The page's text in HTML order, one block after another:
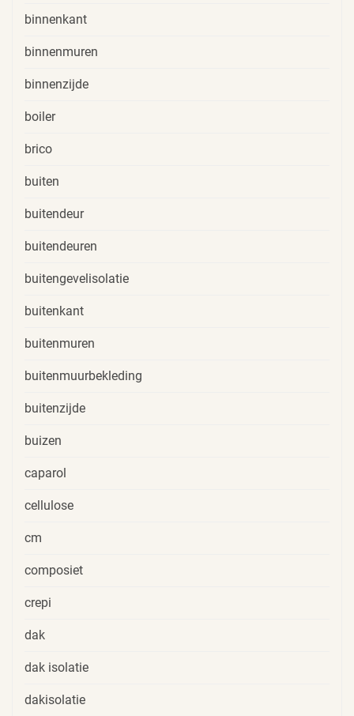
binnenkant
binnenmuren
binnenzijde
boiler
brico
buiten
buitendeur
buitendeuren
buitengevelisolatie
buitenkant
buitenmuren
buitenmuurbekleding
buitenzijde
buizen
caparol
cellulose
cm
composiet
crepi
dak
dak isolatie
dakisolatie